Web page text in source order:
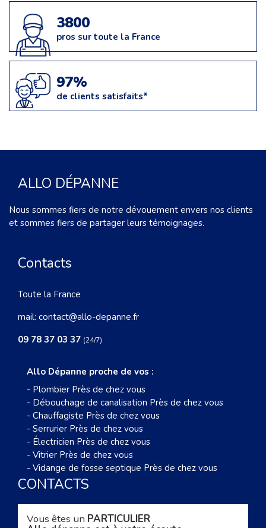
3800
pros sur toute la France
97%
de clients satisfaits*
ALLO DÉPANNE
Nous sommes fiers de notre dévouement envers nos clients
et sommes fiers de partager leurs témoignages.
Contacts
Toute la France
mail: contact@allo-depanne.fr
09 78 37 03 37 (24/7)
Allo Dépanne proche de vos :
- Plombier Près de chez vous
- Débouchage de canalisation Près de chez vous
- Chauffagiste Près de chez vous
- Serrurier Près de chez vous
- Électricien Près de chez vous
- Vitrier Près de chez vous
- Vidange de fosse septique Près de chez vous
CONTACTS
Vous êtes un PARTICULIER